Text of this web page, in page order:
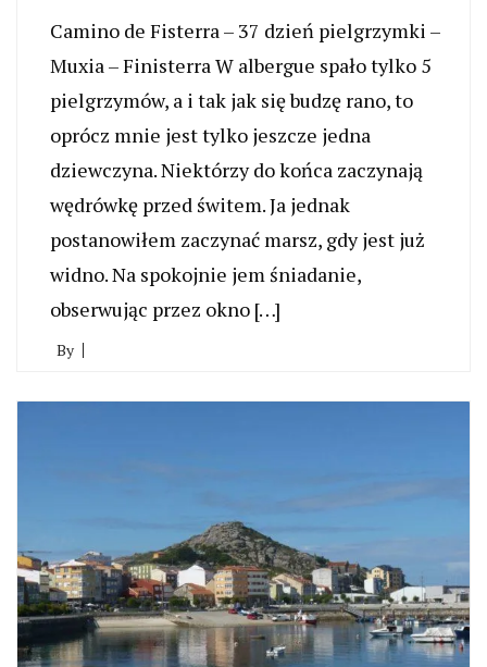
Camino de Fisterra – 37 dzień pielgrzymki –
Muxia – Finisterra W albergue spało tylko 5
pielgrzymów, a i tak jak się budzę rano, to
oprócz mnie jest tylko jeszcze jedna
dziewczyna. Niektórzy do końca zaczynają
wędrówkę przed świtem. Ja jednak
postanowiłem zaczynać marsz, gdy jest już
widno. Na spokojnie jem śniadanie,
obserwując przez okno […]
By